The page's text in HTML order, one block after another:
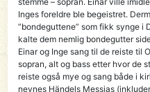
Inges foreldre ble be­geistret.
”bonde­guttene” som fikk synge i
kalte dem nemlig bondegutter
Einar og Inge sang til de reiste til
sopran, alt og bass etter hvor de
reiste også mye og sang både i
nevnes Händels Messias